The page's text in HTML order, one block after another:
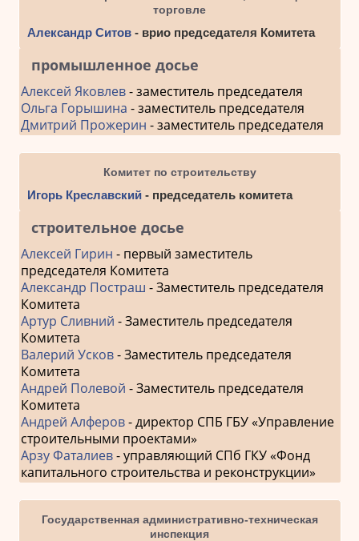
торговле
Александр Ситов- врио председателя Комитета
промышленное досье
Алексей Яковлев- заместитель председателя
Ольга Горышина - заместитель председателя
Дмитрий Прожерин - заместитель председателя
Комитет по строительству
Игорь Креславский - председатель комитета
строительное досье
Алексей Гирин - первый заместитель
председателя Комитета
Александр Постраш - Заместитель председателя
Комитета
Артур Сливний - Заместитель председателя
Комитета
Валерий Усков- Заместитель председателя
Комитета
Андрей Полевой - Заместитель председателя
Комитета
Андрей Алферов- директор СПБ ГБУ «Управление
строительными проектами»
Арзу Фаталиев- управляющий СПб ГКУ «Фонд
капитального строительства и реконструкции»
Государственная административно-техническая
инспекция